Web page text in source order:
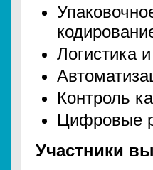
Логистика
Контроль
Цифровые
Участники